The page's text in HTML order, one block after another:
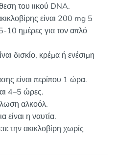
του ιικού DNA.
είναι 200 mg 5
10 ημέρες για τον απλό
δισκίο, κρέμα ή ενέσιμη
είναι περίπου 1 ώρα.
4–5 ώρες.
αλκοόλ.
είναι η ναυτία.
την ακικλοβίρη χωρίς